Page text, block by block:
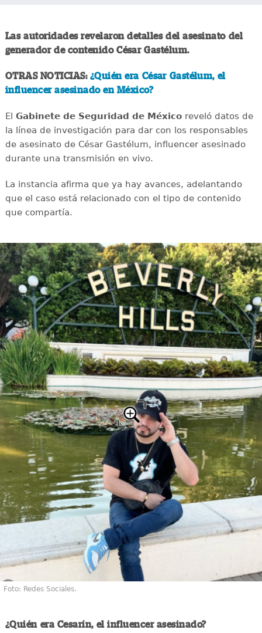
Las autoridades revelaron detalles del asesinato del
generador de contenido César Gastélum.
OTRAS NOTICIAS: ¿Quién era César Gastélum, el
influencer asesinado en México?
El Gabinete de Seguridad de Méxicoreveló datos de
la línea de investigación para dar con los responsables
de asesinato de César Gastélum, influencer asesinado
durante una transmisión en vivo.
La instancia afirma que ya hay avances, adelantando
que el caso está relacionado con el tipo de contenido
que compartía.
Foto: Redes Sociales.
¿Quién era Cesarín, el influencer asesinado?